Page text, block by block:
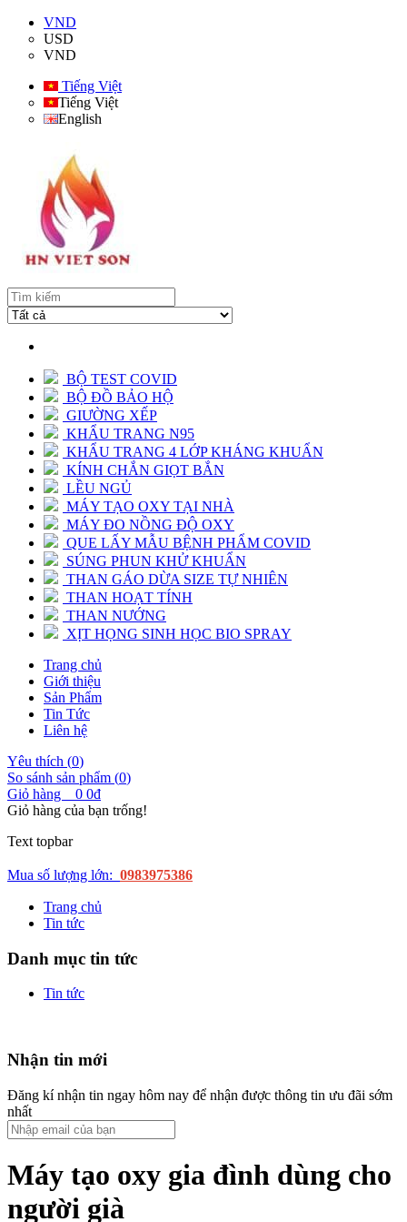
VND
USD
VND
Tiếng Việt
Tiếng Việt
English
BỘ TEST COVID
BỘ ĐỒ BẢO HỘ
GIƯỜNG XẾP
KHẨU TRANG N95
KHẨU TRANG 4 LỚP KHÁNG KHUẨN
KÍNH CHẮN GIỌT BẮN
LỀU NGỦ
MÁY TẠO OXY TẠI NHÀ
MÁY ĐO NỒNG ĐỘ OXY
QUE LẤY MẪU BỆNH PHẨM COVID
SÚNG PHUN KHỬ KHUẨN
THAN GÁO DỪA SIZE TỰ NHIÊN
THAN HOẠT TÍNH
THAN NƯỚNG
XỊT HỌNG SINH HỌC BIO SPRAY
Trang chủ
Giới thiệu
Sản Phẩm
Tin Tức
Liên hệ
Yêu thích (0)
So sánh sản phẩm (0)
Giỏ hàng
0 0đ
Giỏ hàng của bạn trống!
Text topbar
Mua số lượng lớn: 0983975386
Trang chủ
Tin tức
Danh mục tin tức
Tin tức
Nhận tin mới
Đăng kí nhận tin ngay hôm nay để nhận được thông tin ưu đãi sớm
nhất
Máy tạo oxy gia đình dùng cho
người già